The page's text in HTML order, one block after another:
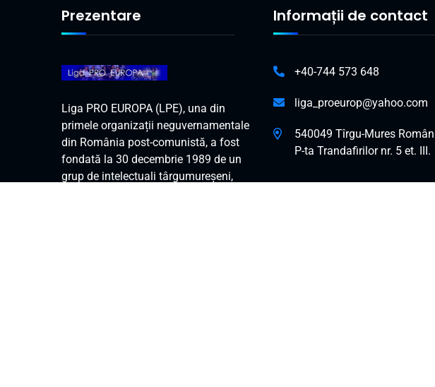
Prezentare
Liga PRO EUROPA (LPE), una din
primele organizații neguvernamentale
din România post-comunistă, a fost
fondată la 30 decembrie 1989 de un
grup de intelectuali târgumureșeni,
Informații de contact
+40-744 573 648
liga_proeurop@yahoo.com
540049 Tîrgu-Mures
P-ta Trandafirilor nr. 5 et. III.